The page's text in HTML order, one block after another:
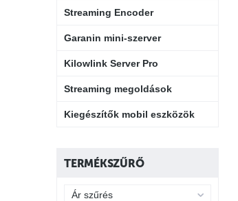
Streaming Encoder
Garanin mini-szerver
Kilowlink Server Pro
Streaming megoldások
Kiegészítők mobil eszközök
TERMÉKSZŰRŐ
Ár szűrés